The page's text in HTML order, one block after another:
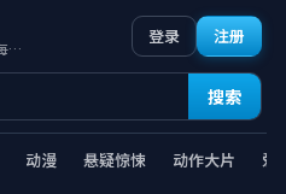
高清日韩片库 · 免费在线 · 每日更新
动漫 悬疑惊悚 动作大片 爱
搜索
登录 注册